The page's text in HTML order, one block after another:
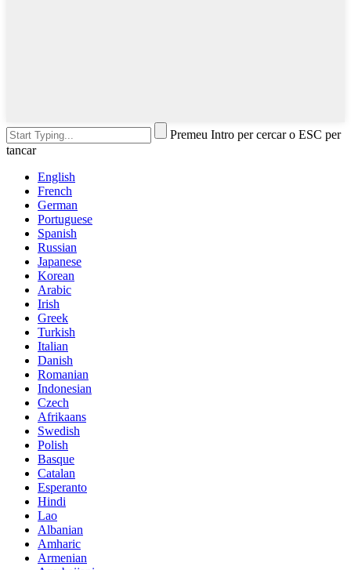
Premeu Intro per cercar o ESC per
tancar
English
French
German
Portuguese
Spanish
Russian
Japanese
Korean
Arabic
Irish
Greek
Turkish
Italian
Danish
Romanian
Indonesian
Czech
Afrikaans
Swedish
Polish
Basque
Catalan
Esperanto
Hindi
Lao
Albanian
Amharic
Armenian